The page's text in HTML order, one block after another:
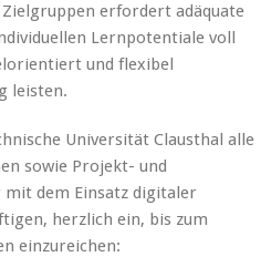
erfordert adäquate
Lernpotentiale voll
und flexibel
leisten.
Universität Clausthal alle
sowie Projekt- und
dem Einsatz digitaler
herzlich ein, bis zum
einzureichen: